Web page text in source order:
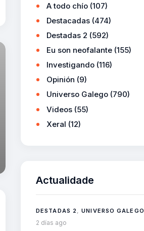
A todo chío (107)
Destacadas (474)
Destadas 2 (592)
Eu son neofalante (155)
Investigando (116)
Opinión (9)
Universo Galego (790)
Videos (55)
Xeral (12)
Actualidade
DESTADAS 2 ,UNIVERSO GALEGO
2 días ago